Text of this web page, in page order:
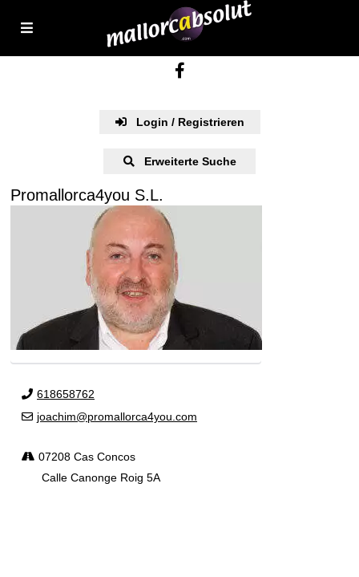
Login / Registrieren
Erweiterte Suche
Promallorca4you S.L.
618658762
joachim@promallorca4you.com
07208 Cas Concos
Calle Canonge Roig 5A